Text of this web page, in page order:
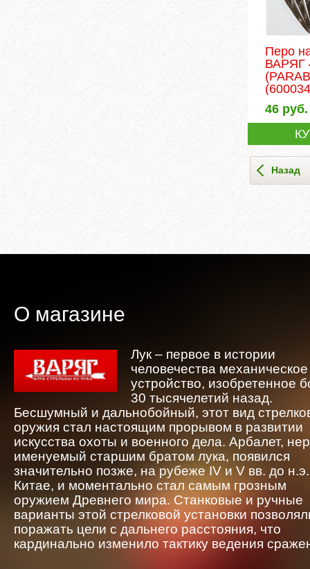
Перо
ВАРЯГ
46 руб.
Назад
О магазине
Лук – первое в истории
человечества механическое
устройство, изобретенное
30 тысячелетий назад.
Бесшумный и дальнобойный, этот вид
оружия стал настоящим прорывом в развитии
искусства охоты и военного дела. Арбалет,
именуемый старшим братом лука, появился
значительно позже, на рубеже IV и V вв. до
Китае, и моментально стал самым грозным
оружием Древнего мира. Станковые и ручные
варианты этой стрелковой установки
поражать цели с дальнего расстояния, что
кардинально изменило тактику ведения